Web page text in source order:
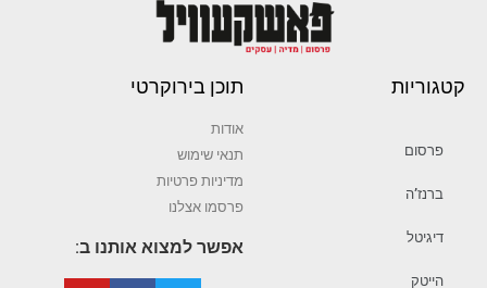
קטגוריות
פרסום
ברנז’ה
דיגיטל
הייטק
תוכן בירוקרטי
אודות
תנאי שימוש
מדיניות פרטיות
פרסמו אצלנו
אפשר למצוא אותנו ב: